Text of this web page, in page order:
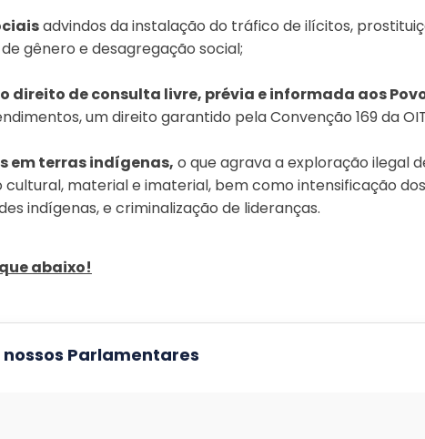
advindos da instalação do tráfico de ilícitos,
gênero e desagregação social;
direito de consulta livre, prévia e informada aos
um direito garantido pela Convenção 169 da
em terras indígenas, o que agrava a exploração ilegal
material e imaterial, bem como intensificação
indígenas, e criminalização de lideranças.
abaixo!
Parlamentares